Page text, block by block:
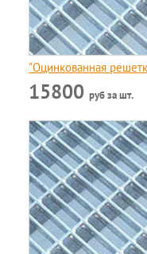
"Оцинкованная
15800руб за шт.